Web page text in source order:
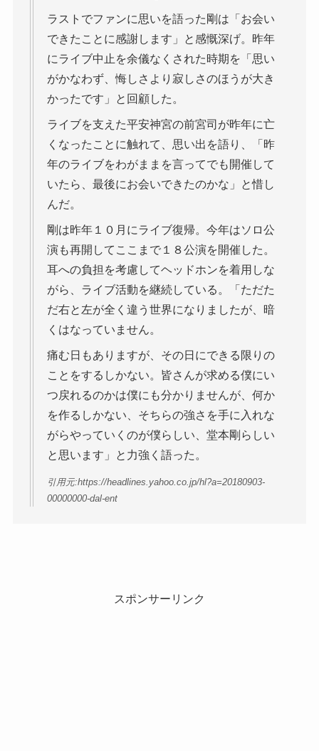
ラストでファンに思いを語った剛は「お会い
できたことに感謝します」と感慨深げ。昨年
にライブ中止を余儀なくされた時期を「思い
がかなわず、悔しさより寂しさのほうが大き
かったです」と回顧した。
ライブを支えた平安神宮の前宮司が昨年に亡
くなったことに触れて、思い出を語り、「昨
年のライブをわがままを言ってでも開催して
いたら、最後にお会いできたのかな」と惜し
んだ。
剛は昨年１０月にライブ復帰。今年はソロ公
演も再開してここまで１８公演を開催した。
耳への負担を考慮してヘッドホンを着用しな
がら、ライブ活動を継続している。「ただた
だ右と左が全く違う世界になりましたが、暗
くはなっていません。
痛む日もありますが、その日にできる限りの
ことをするしかない。皆さんが求める僕にい
つ戻れるのかは僕にも分かりませんが、何か
を作るしかない、そちらの強さを手に入れな
がらやっていくのが僕らしい、堂本剛らしい
と思います」と力強く語った。
引用元:https://headlines.yahoo.co.jp/hl?a=20180903-
00000000-dal-ent
スポンサーリンク